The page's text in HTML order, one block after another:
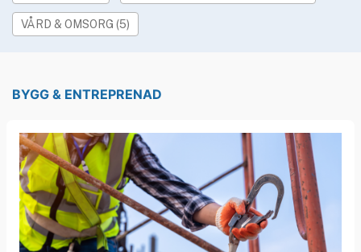
Rekryteringsguiden
VÅRD & OMSORG (5)
BYGG & ENTREPRENAD